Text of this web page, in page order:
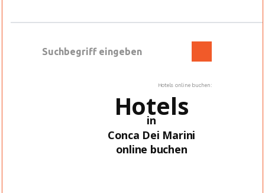
Hotels online buchen:
Hotels
in
Conca Dei Marini
online buchen